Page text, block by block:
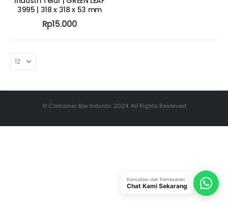
3995 | 318 x 318 x 53 mm
Rp15.000
© Container Box Industri. 2024. All Rights Reserved
Konsultasi dan Pemesanan
Chat Kami Sekarang